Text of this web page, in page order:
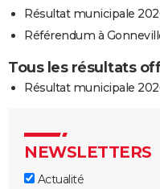
Résultat municipale
Référendum à
Tous les résultats
Résultat municipale
NEWSLETTERS
Actualité